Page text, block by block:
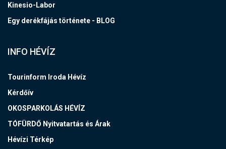
Kinesio-Labor
Egy derékfájás története - BLOG
INFO HÉVÍZ
Tourinform Iroda Hévíz
Kérdőív
OKOSPARKOLÁS HÉVÍZ
TÓFÜRDŐ Nyitvatartás és Árak
Hévízi Térkép